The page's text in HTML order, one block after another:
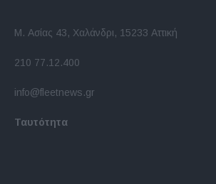
Μ. Ασίας 43, Χαλάνδρι, 15233 Αττική
210 77.12.400
info@fleetnews.gr
Ταυτότητα